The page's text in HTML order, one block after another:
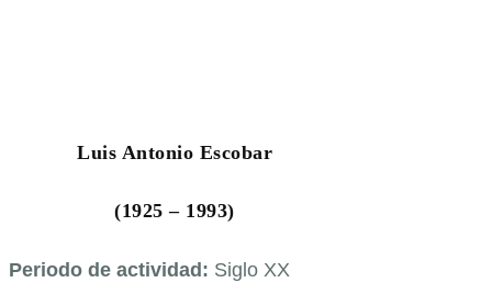
Luis Antonio Escobar
(1925 – 1993)
Periodo de actividad: Siglo XX